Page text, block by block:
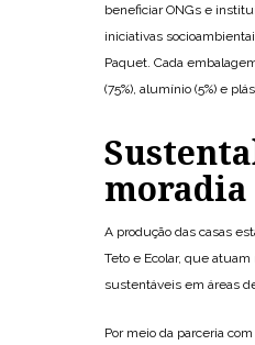
beneficiar ONGs e
iniciativas
Paquet. Cada
(75%), alumínio (5%) e
moradia
A produção das casas
Teto e Ecolar, que
sustentáveis em áreas
Por meio da parceria